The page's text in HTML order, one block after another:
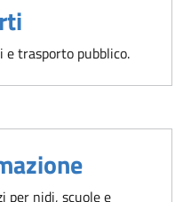
trasporto pubblico.
per nidi, scuole e